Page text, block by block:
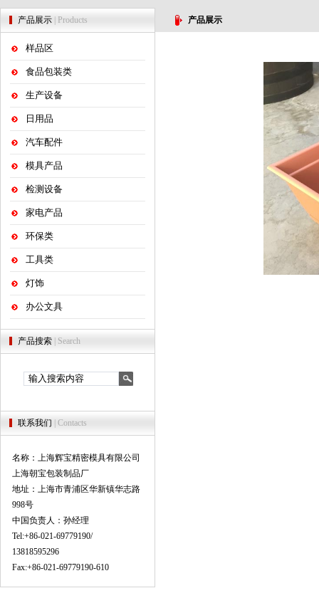
产品展示 | Products
样品区
食品包装类
生产设备
日用品
汽车配件
模具产品
检测设备
家电产品
环保类
工具类
灯饰
办公文具
产品搜索 | Search
联系我们 | Contacts
名称：上海辉宝精密模具有限公司
上海朝宝包装制品厂
地址：上海市青浦区华新镇华志路
998号
中国负责人：孙经理
Tel:+86-021-69779190/
13818595296
Fax:+86-021-69779190-610
产品展示